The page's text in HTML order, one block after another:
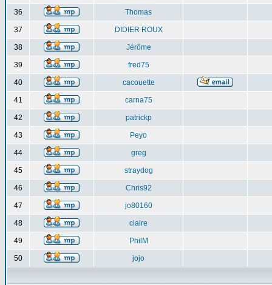
36 Thomas
37 DIDIER ROUX
38 Jérôme
39 fred75
40 cacouette
41 carna75
42 patrickp
43 Peyo
44 greg
45 straydog
46 Chris92
47 jo80160
48 claire
49 PhilM
50 jojo